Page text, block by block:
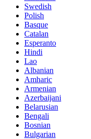
Swedish
Polish
Basque
Catalan
Esperanto
Hindi
Lao
Albanian
Amharic
Armenian
Azerbaijani
Belarusian
Bengali
Bosnian
Bulgarian